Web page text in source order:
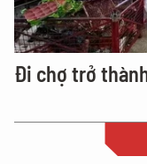
Đi chợ trở